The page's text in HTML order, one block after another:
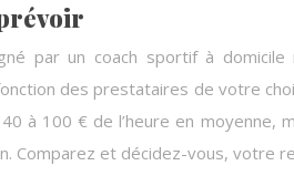
par un coach sportif à
des prestataires de votre
à 100 € de l’heure en moyenne,
Comparez et décidez-vous, votre